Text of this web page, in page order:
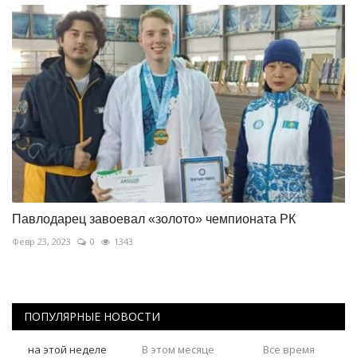
Павлодарец завоевал «золото» чемпионата РК
Февр 23, 2023 0 1343
ПОПУЛЯРНЫЕ НОВОСТИ
на этой неделе В этом месяце Все время